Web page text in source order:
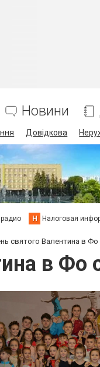
Новини
Довідкова
Н Налоговая
святого Валентина в Фо
в Фо